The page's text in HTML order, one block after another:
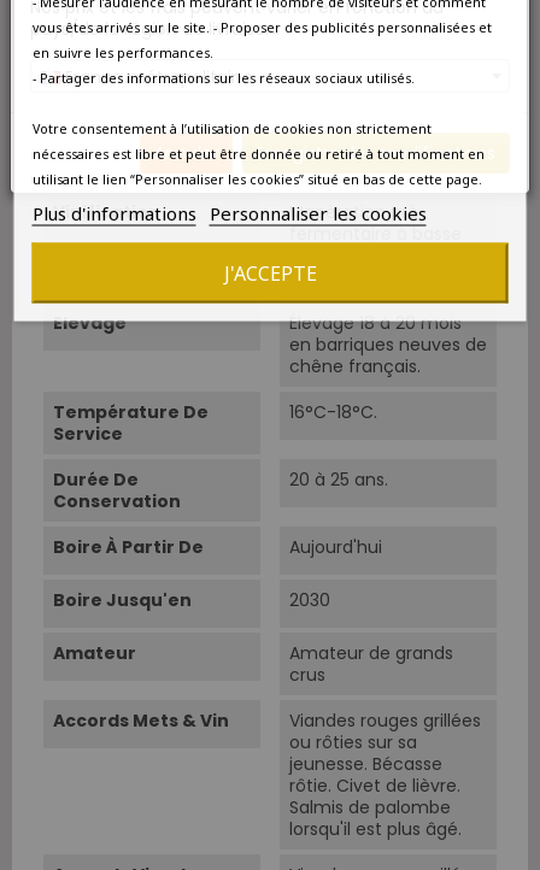
Nos prix et les frais peuvent varier en fonction du
pays/de la région de livraison.
France métropolitaine
Annuler Enregistrer les modifications
sélection parcellaire.
Cépage Dominant
Merlot
Cépages
Merlot 75%, Cabernet
Franc 20%, Cabernet-
Sauvignon 5%.
Vinification
Macération pré-
fermentaire à basse
manuel.
Elevage
Élevage 18 à 20 mois
en barriques neuves de
chêne français.
Température De
Service
16°C-18°C.
Durée De
Conservation
20 à 25 ans.
Boire À Partir De Aujourd'hui
Boire Jusqu'en 2030
Amateur
Amateur de grands
crus
Accords Mets & Vin
Viandes rouges grillées
ou rôties sur sa
jeunesse. Bécasse
rôtie. Civet de lièvre.
Salmis de palombe
lorsqu'il est plus âgé.
vous êtes arrivés sur le site. - Proposer des publicités personnalisées et
en suivre les performances.
- Partager des informations sur les réseaux sociaux utilisés.
Votre consentement à l’utilisation de cookies non strictement
nécessaires est libre et peut être donnée ou retiré à tout moment en
utilisant le lien “Personnaliser les cookies” situé en bas de cette page.
Plus d'informations Personnaliser les cookies
J'ACCEPTE